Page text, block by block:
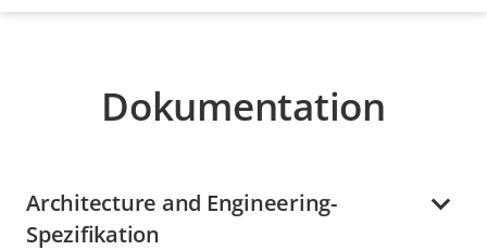
Dokumentation
Architecture and Engineering-
Spezifikation